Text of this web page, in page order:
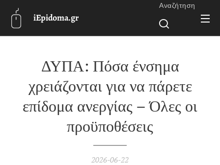
iEpidoma.gr
Αναζήτηση
ΔΥΠΑ: Πόσα ένσημα
χρειάζονται για να πάρετε
επίδομα ανεργίας – Όλες οι
προϋποθέσεις
2026-06-22